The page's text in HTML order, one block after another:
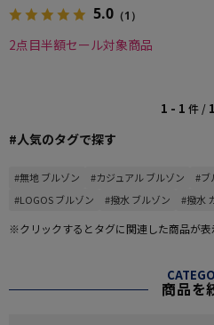
5.0 （1）
2点目半額セール対象商品
1 - 1 件 / 1
#人気のタグで探す
#無地 ブルゾン #カジュアル ブルゾン #ブ
#LOGOS ブルゾン
#撥水 ブルゾン #撥水
※クリックするとタグに関連した商品が表
商品を